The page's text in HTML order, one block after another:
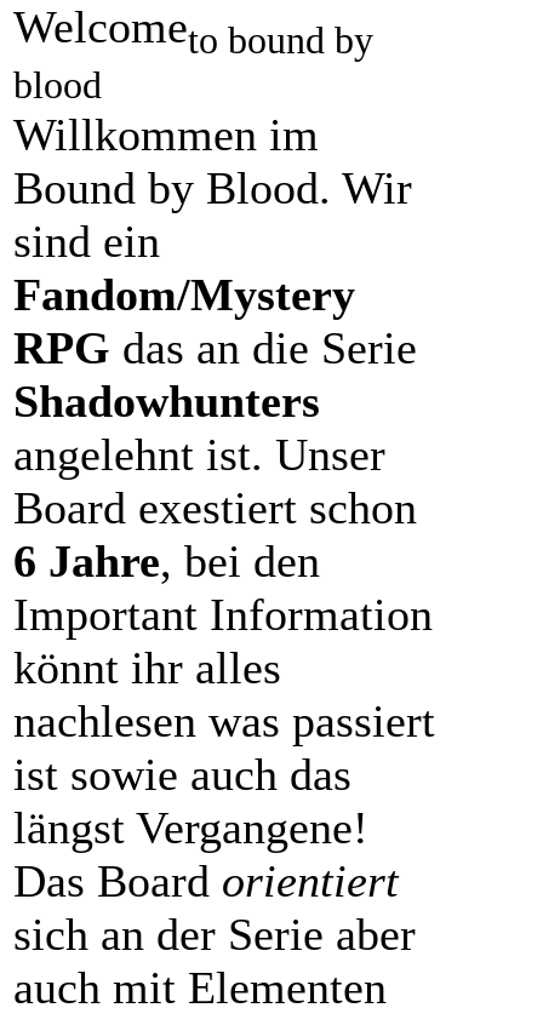
Welcometo bound by
blood
Willkommen im
Bound by Blood. Wir
sind ein
Fandom/Mystery
RPG das an die Serie
Shadowhunters
angelehnt ist. Unser
Board exestiert schon
6 Jahre, bei den
Important Information
könnt ihr alles
nachlesen was passiert
ist sowie auch das
längst Vergangene!
Das Board orientiert
sich an der Serie aber
auch mit Elementen